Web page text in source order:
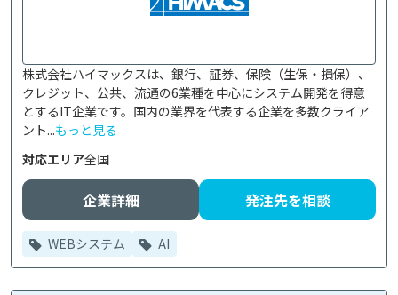
株式会社ハイマックスは、銀行、証券、保険（生保・損保）、
クレジット、公共、流通の6業種を中心にシステム開発を得意
とするIT企業です。国内の業界を代表する企業を多数クライア
ント...もっと見る
対応エリア全国
企業詳細 発注先を相談
WEBシステム AI